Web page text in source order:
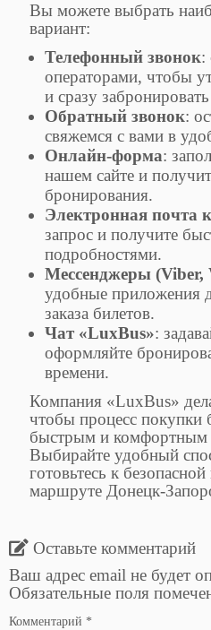
Вы можете выбрать
вариант:
Телефонный звонок:
операторами, чтобы
и сразу
Обратный звонок:
свяжемся с вами в
Онлайн-форма:
нашем сайте и
бронирования.
Электронная почта
запрос и получите
подробностями.
Мессенджеры (Viber,
удобные приложения
заказа билетов.
Чат «LuxBus»:
оформляйте
времени.
Компания «LuxBus»
чтобы процесс покупки
быстрым и комфортным
Выбирайте удобный
готовьтесь к
маршруте Донецк-
Оставьте комментарий
Ваш адрес email не будет
Обязательные поля
Комментарий *